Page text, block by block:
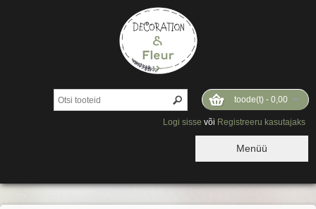
toode(t) - 0,00
Logi sisse või Registreeru kasutajaks
Menüü